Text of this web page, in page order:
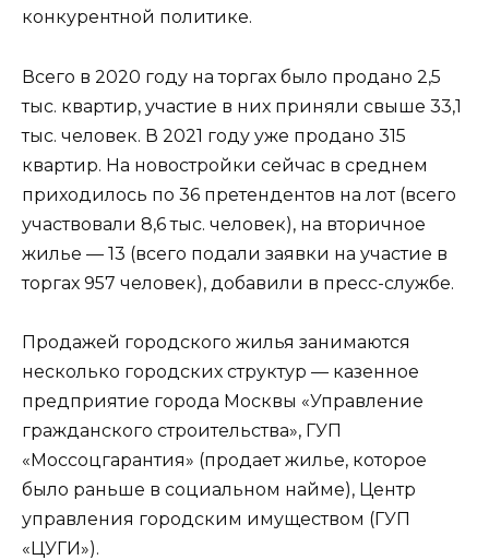
конкурентной политике.
Всего в 2020 году на торгах было продано 2,5
тыс. квартир, участие в них приняли свыше 33,1
тыс. человек. В 2021 году уже продано 315
квартир. На новостройки сейчас в среднем
приходилось по 36 претендентов на лот (всего
участвовали 8,6 тыс. человек), на вторичное
жилье — 13 (всего подали заявки на участие в
торгах 957 человек), добавили в пресс-службе.
Продажей городского жилья занимаются
несколько городских структур — казенное
предприятие города Москвы «Управление
гражданского строительства», ГУП
«Моссоцгарантия» (продает жилье, которое
было раньше в социальном найме), Центр
управления городским имуществом (ГУП
«ЦУГИ»).